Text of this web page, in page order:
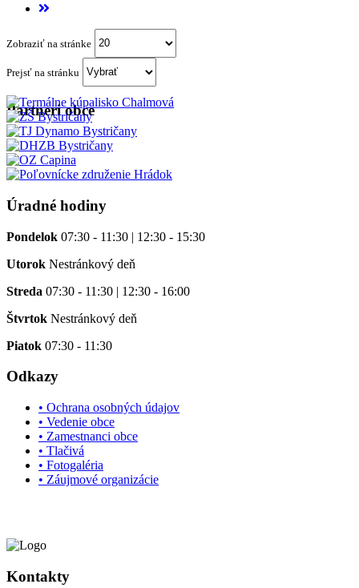
Zobraziť na stránke
Prejsť na stránku
Partneri obce
Úradné hodiny
Pondelok 07:30 - 11:30 | 12:30 - 15:30
Utorok Nestránkový deň
Streda 07:30 - 11:30 | 12:30 - 16:00
Štvrtok Nestránkový deň
Piatok 07:30 - 11:30
Odkazy
• Ochrana osobných údajov
• Vedenie obce
• Zamestnanci obce
• Tlačivá
• Fotogaléria
• Záujmové organizácie
Kontakty